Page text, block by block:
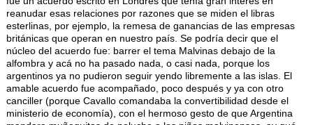
reanudar esas relaciones por razones que se miden el libras
esterlinas, por ejemplo, la remesa de ganancias de las empresas
británicas que operan en nuestro país. Se podría decir que el
núcleo del acuerdo fue: barrer el tema Malvinas debajo de la
alfombra y acá no ha pasado nada, o casi nada, porque los
argentinos ya no pudieron seguir yendo libremente a las islas. El
amable acuerdo fue acompañado, poco después y ya con otro
canciller (porque Cavallo comandaba la convertibilidad desde el
ministerio de economía), con el hermoso gesto de que Argentina